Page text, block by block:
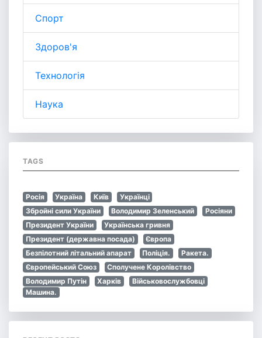
Спорт
Здоров'я
Технологія
Наука
TAGS
Росія Україна Київ
Українці
Збройні сили України
Володимир Зеленський
Росіяни
Президент України
Українська гривня
Президент (державна посада)
Європа
Безпілотний літальний апарат
Поліція.
Ракета.
Європейський Союз
Сполучене Королівство
Володимир Путін
Харків
Військовослужбовці
Машина.